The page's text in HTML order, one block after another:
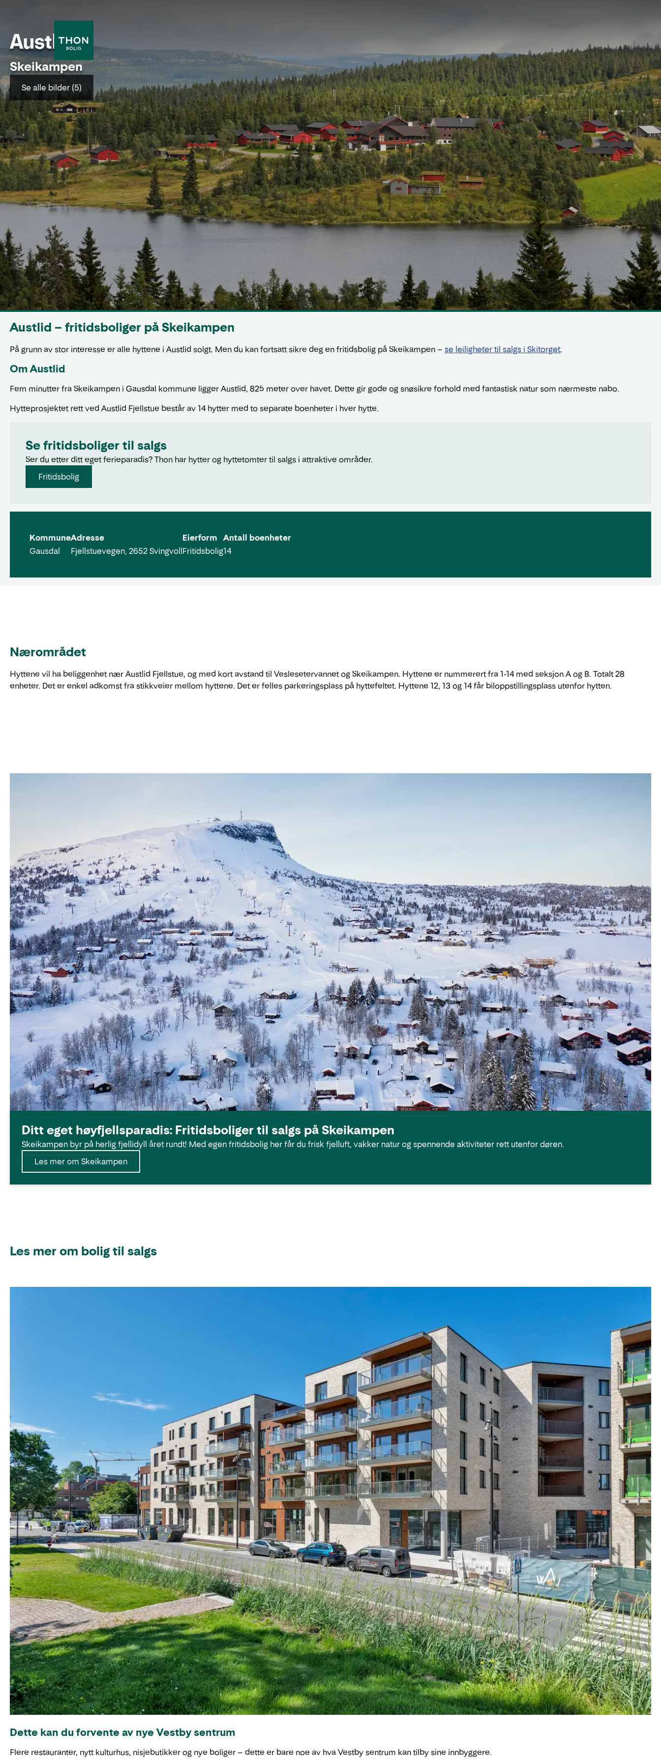
Austlid
Skeikampen
Se alle bilder (5)
Austlid – fritidsboliger på Skeikampen
På grunn av stor interesse er alle hyttene i Austlid solgt. Men du kan fortsatt sikre deg en fritidsbolig på Skeikampen – se leiligheter til salgs i Skitorget.
Om Austlid
Fem minutter fra Skeikampen i Gausdal kommune ligger Austlid, 825 meter over havet. Dette gir gode og snøsikre forhold med fantastisk natur som nærmeste nabo.
Hytteprosjektet rett ved Austlid Fjellstue består av 14 hytter med to separate boenheter i hver hytte.
Se fritidsboliger til salgs
Ser du etter ditt eget ferieparadis? Thon har hytter og hyttetomter til salgs i attraktive områder.
Fritidsbolig
Kommune
Gausdal
Adresse
Fjellstuevegen, 2652 Svingvoll
Eierform
Fritidsbolig
Antall boenheter
14
Nærområdet
Hyttene vil ha beliggenhet nær Austlid Fjellstue, og med kort avstand til Veslesetervannet og Skeikampen. Hyttene er nummerert fra 1-14 med seksjon A og B. Totalt 28
enheter. Det er enkel adkomst fra stikkveier mellom hyttene. Det er felles parkeringsplass på hyttefeltet. Hyttene 12, 13 og 14 får biloppstillingsplass utenfor hytten.
Ditt eget høyfjellsparadis: Fritidsboliger til salgs på Skeikampen
Skeikampen byr på herlig fjellidyll året rundt! Med egen fritidsbolig her får du frisk fjelluft, vakker natur og spennende aktiviteter rett utenfor døren.
Les mer om Skeikampen
Les mer om bolig til salgs
Dette kan du forvente av nye Vestby sentrum
Flere restauranter, nytt kulturhus, nisjebutikker og nye boliger – dette er bare noe av hva Vestby sentrum kan tilby sine innbyggere.